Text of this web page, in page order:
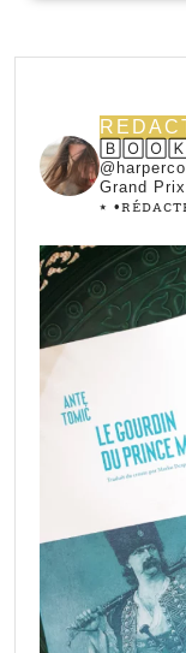
Grand
⭑